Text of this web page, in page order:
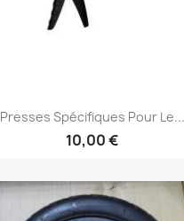
 Aperçu rapide
Presses Spécifiques Pour Le...
10,00 €